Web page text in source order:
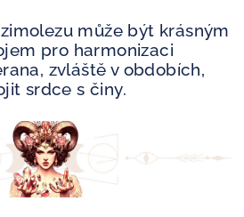
může být krásným
pro harmonizaci
zvláště v obdobích,
srdce s činy.